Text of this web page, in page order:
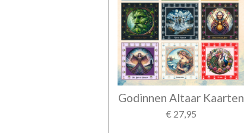
Godinnen Altaar Kaarten
€ 27,95